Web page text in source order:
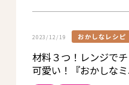
2023/12/19 おかしなレシピ
材料３つ！レンジで
可愛い！『おかしなミ